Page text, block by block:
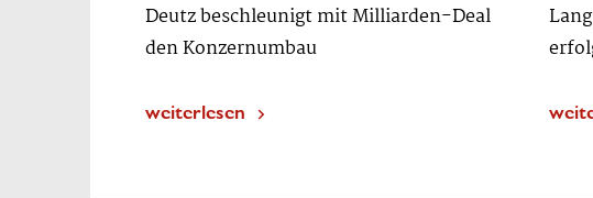
Deutz beschleunigt mit Milliarden-Deal
den Konzernumbau
weiterlesen